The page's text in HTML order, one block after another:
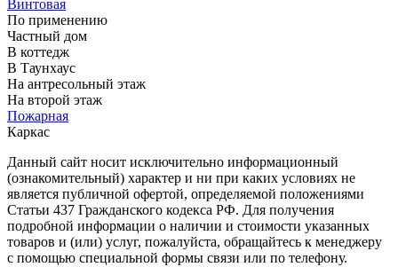
Винтовая
По применению
Частный дом
В коттедж
В Таунхаус
На антресольный этаж
На второй этаж
Пожарная
Каркас
Данный сайт носит исключительно информационный
(ознакомительный) характер и ни при каких условиях не
является публичной офертой, определяемой положениями
Статьи 437 Гражданского кодекса РФ. Для получения
подробной информации о наличии и стоимости указанных
товаров и (или) услуг, пожалуйста, обращайтесь к менеджеру
с помощью специальной формы связи или по телефону.